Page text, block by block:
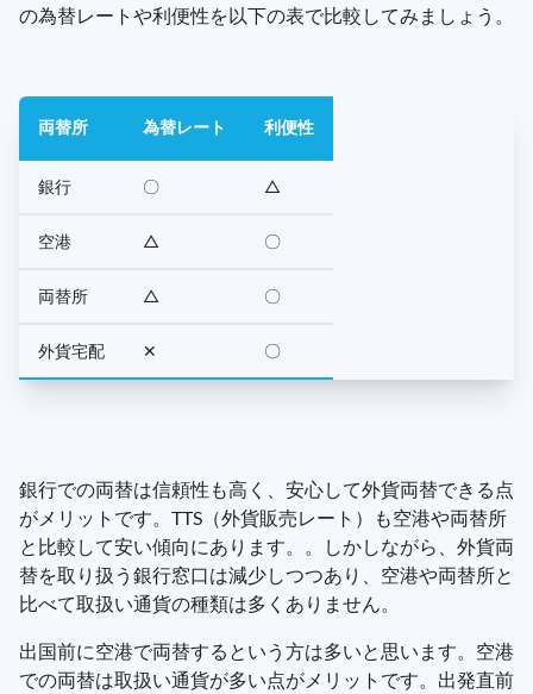
の為替レートや利便性を以下の表で比較してみましょう。
両替所 為替レート 利便性
銀行 〇 △
空港 △ 〇
両替所 △ 〇
外貨宅配 ✕ 〇
銀行での両替は信頼性も高く、安心して外貨両替できる点
がメリットです。TTS（外貨販売レート）も空港や両替所
と比較して安い傾向にあります。。しかしながら、外貨両
替を取り扱う銀行窓口は減少しつつあり、空港や両替所と
比べて取扱い通貨の種類は多くありません。
出国前に空港で両替するという方は多いと思います。空港
での両替は取扱い通貨が多い点がメリットです。出発直前